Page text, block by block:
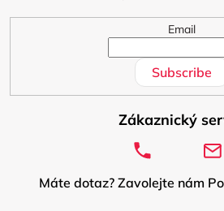
Email
Subscribe
Zákaznický
Máte dotaz? Zavolejte nám